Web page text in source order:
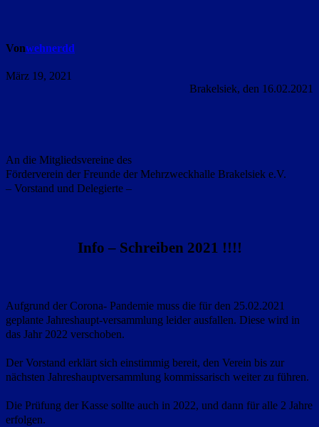
Vonwehnerdd
März 19, 2021
Brakelsiek, den 16.02.2021
An die Mitgliedsvereine des
Förderverein der Freunde der Mehrzweckhalle Brakelsiek e.V.
– Vorstand und Delegierte –
Info – Schreiben 2021 !!!!
Aufgrund der Corona- Pandemie muss die für den 25.02.2021
geplante Jahreshaupt-versammlung leider ausfallen. Diese wird in
das Jahr 2022 verschoben.
Der Vorstand erklärt sich einstimmig bereit, den Verein bis zur
nächsten Jahreshauptversammlung kommissarisch weiter zu führen.
Die Prüfung der Kasse sollte auch in 2022, und dann für alle 2 Jahre
erfolgen.